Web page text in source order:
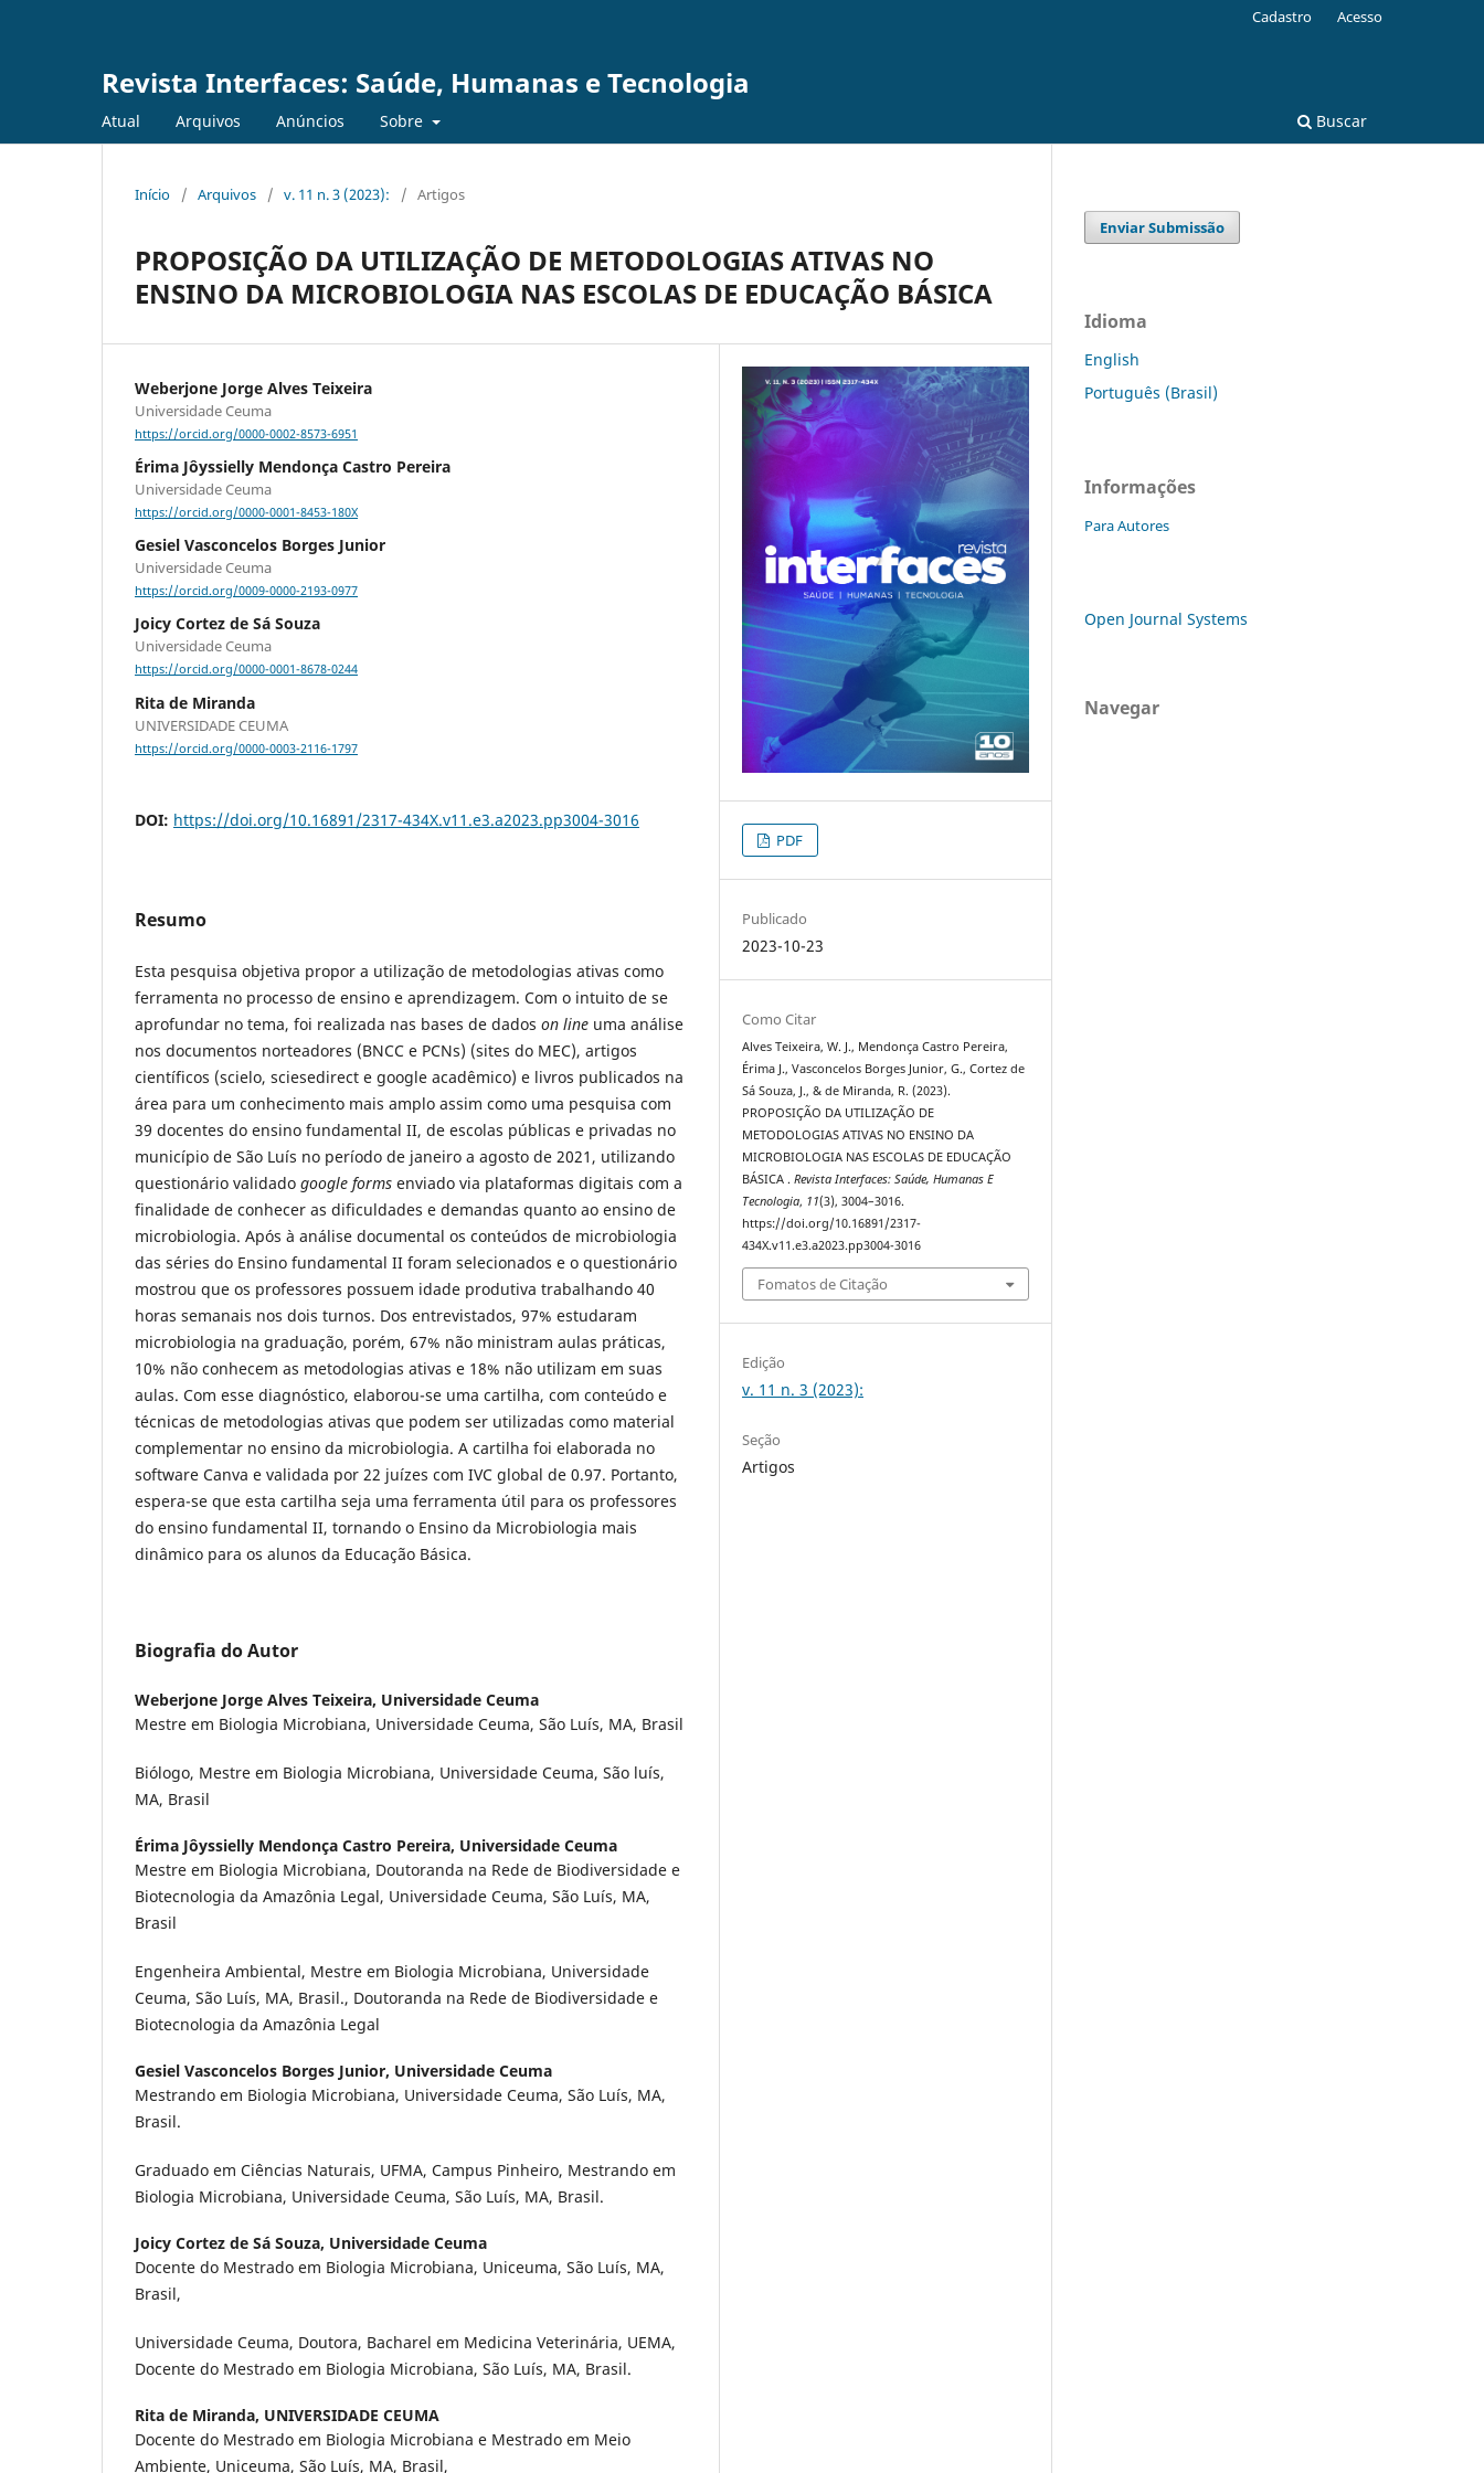
Revista Interfaces: Saúde, Humanas e Tecnologia
Atual Arquivos Anúncios Sobre Buscar
Cadastro Acesso
Início / Arquivos / v. 11 n. 3 (2023): / Artigos
PROPOSIÇÃO DA UTILIZAÇÃO DE METODOLOGIAS ATIVAS NO
ENSINO DA MICROBIOLOGIA NAS ESCOLAS DE EDUCAÇÃO BÁSICA
Weberjone Jorge Alves Teixeira
Universidade Ceuma
https://orcid.org/0000-0002-8573-6951
Érima Jôyssielly Mendonça Castro Pereira
Universidade Ceuma
https://orcid.org/0000-0001-8453-180X
Gesiel Vasconcelos Borges Junior
Universidade Ceuma
https://orcid.org/0009-0000-2193-0977
Joicy Cortez de Sá Souza
Universidade Ceuma
https://orcid.org/0000-0001-8678-0244
Rita de Miranda
UNIVERSIDADE CEUMA
https://orcid.org/0000-0003-2116-1797
DOI: https://doi.org/10.16891/2317-434X.v11.e3.a2023.pp3004-3016
Resumo
Esta pesquisa objetiva propor a utilização de metodologias ativas como
ferramenta no processo de ensino e aprendizagem. Com o intuito de se
aprofundar no tema, foi realizada nas bases de dados on line uma análise
nos documentos norteadores (BNCC e PCNs) (sites do MEC), artigos
científicos (scielo, sciesedirect e google acadêmico) e livros publicados na
área para um conhecimento mais amplo assim como uma pesquisa com
39 docentes do ensino fundamental II, de escolas públicas e privadas no
município de São Luís no período de janeiro a agosto de 2021, utilizando
questionário validado google forms enviado via plataformas digitais com a
finalidade de conhecer as dificuldades e demandas quanto ao ensino de
microbiologia. Após à análise documental os conteúdos de microbiologia
das séries do Ensino fundamental II foram selecionados e o questionário
mostrou que os professores possuem idade produtiva trabalhando 40
horas semanais nos dois turnos. Dos entrevistados, 97% estudaram
microbiologia na graduação, porém, 67% não ministram aulas práticas,
10% não conhecem as metodologias ativas e 18% não utilizam em suas
aulas. Com esse diagnóstico, elaborou-se uma cartilha, com conteúdo e
técnicas de metodologias ativas que podem ser utilizadas como material
complementar no ensino da microbiologia. A cartilha foi elaborada no
software Canva e validada por 22 juízes com IVC global de 0.97. Portanto,
espera-se que esta cartilha seja uma ferramenta útil para os professores
do ensino fundamental II, tornando o Ensino da Microbiologia mais
dinâmico para os alunos da Educação Básica.
Biografia do Autor
Weberjone Jorge Alves Teixeira, Universidade Ceuma
Mestre em Biologia Microbiana, Universidade Ceuma, São Luís, MA, Brasil
Biólogo, Mestre em Biologia Microbiana, Universidade Ceuma, São luís,
MA, Brasil
Érima Jôyssielly Mendonça Castro Pereira, Universidade Ceuma
Mestre em Biologia Microbiana, Doutoranda na Rede de Biodiversidade e
Biotecnologia da Amazônia Legal, Universidade Ceuma, São Luís, MA,
Brasil
Engenheira Ambiental, Mestre em Biologia Microbiana, Universidade
Ceuma, São Luís, MA, Brasil., Doutoranda na Rede de Biodiversidade e
Biotecnologia da Amazônia Legal
Gesiel Vasconcelos Borges Junior, Universidade Ceuma
Mestrando em Biologia Microbiana, Universidade Ceuma, São Luís, MA,
Brasil.
Graduado em Ciências Naturais, UFMA, Campus Pinheiro, Mestrando em
Biologia Microbiana, Universidade Ceuma, São Luís, MA, Brasil.
Joicy Cortez de Sá Souza, Universidade Ceuma
Docente do Mestrado em Biologia Microbiana, Uniceuma, São Luís, MA,
Brasil,
Universidade Ceuma, Doutora, Bacharel em Medicina Veterinária, UEMA,
Docente do Mestrado em Biologia Microbiana, São Luís, MA, Brasil.
Rita de Miranda, UNIVERSIDADE CEUMA
Docente do Mestrado em Biologia Microbiana e Mestrado em Meio
Ambiente, Uniceuma, São Luís, MA, Brasil,
PDF
Publicado
2023-10-23
Como Citar
Alves Teixeira, W. J., Mendonça Castro Pereira,
Érima J., Vasconcelos Borges Junior, G., Cortez de
Sá Souza, J., & de Miranda, R. (2023).
PROPOSIÇÃO DA UTILIZAÇÃO DE
METODOLOGIAS ATIVAS NO ENSINO DA
MICROBIOLOGIA NAS ESCOLAS DE EDUCAÇÃO
BÁSICA .Revista Interfaces: Saúde, Humanas E
Tecnologia, 11(3), 3004–3016.
https://doi.org/10.16891/2317-
434X.v11.e3.a2023.pp3004-3016
Fomatos de Citação
Edição
v. 11 n. 3 (2023):
Seção
Artigos
Enviar Submissão
Idioma
English
Português (Brasil)
Informações
Para Autores
Open Journal Systems
Navegar